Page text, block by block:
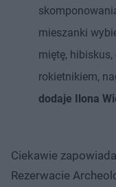
mieszanki
miętę, hibiskus,
rokietnikiem,
dodaje Ilona
Ciekawie
Rezerwacie